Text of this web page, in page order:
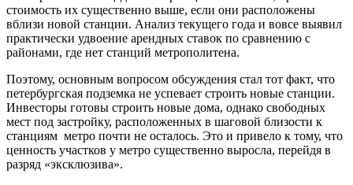
стоимость их существенно выше, если они расположены
вблизи новой станции. Анализ текущего года и вовсе выявил
практически удвоение арендных ставок по сравнению с
районами, где нет станций метрополитена.
Поэтому, основным вопросом обсуждения стал тот факт, что
петербургская подземка не успевает строить новые станции.
Инвесторы готовы строить новые дома, однако свободных
мест под застройку, расположенных в шаговой близости к
станциям метро почти не осталось. Это и привело к тому, что
ценность участков у метро существенно выросла, перейдя в
разряд «эксклюзива».